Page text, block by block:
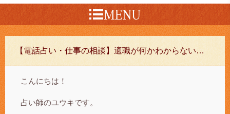
【電話占い・仕事の相談】適職が何かわからない…
こんにちは！
占い師のユウキです。